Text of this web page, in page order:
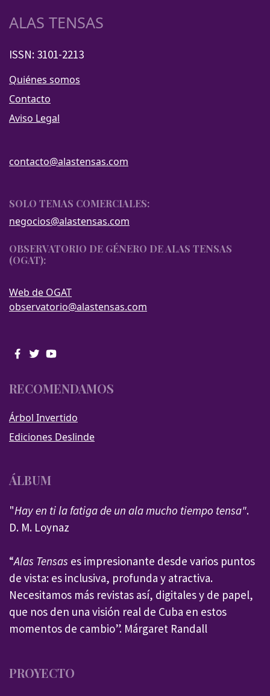
ALAS TENSAS
ISSN: 3101-2213
Quiénes somos
Contacto
Aviso Legal
contacto@alastensas.com
SOLO TEMAS COMERCIALES:
negocios@alastensas.com
OBSERVATORIO DE GÉNERO DE ALAS TENSAS
(OGAT):
Web de OGAT
observatorio@alastensas.com
RECOMENDAMOS
Árbol Invertido
Ediciones Deslinde
ÁLBUM
"Hay en ti la fatiga de un ala mucho tiempo tensa".
D. M. Loynaz
“Alas Tensas es impresionante desde varios puntos
de vista: es inclusiva, profunda y atractiva.
Necesitamos más revistas así, digitales y de papel,
que nos den una visión real de Cuba en estos
momentos de cambio”. Márgaret Randall
PROYECTO